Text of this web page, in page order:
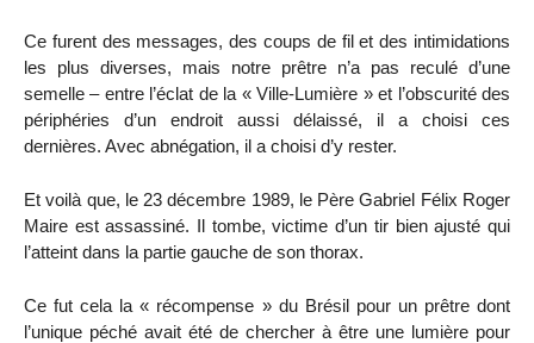
Ce furent des messages, des coups de fil et des intimidations
les plus diverses, mais notre prêtre n’a pas reculé d’une
semelle – entre l’éclat de la « Ville-Lumière » et l’obscurité des
périphéries d’un endroit aussi délaissé, il a choisi ces
dernières. Avec abnégation, il a choisi d’y rester.
Et voilà que, le 23 décembre 1989, le Père Gabriel Félix Roger
Maire est assassiné. Il tombe, victime d’un tir bien ajusté qui
l’atteint dans la partie gauche de son thorax.
Ce fut cela la « récompense » du Brésil pour un prêtre dont
l’unique péché avait été de chercher à être une lumière pour